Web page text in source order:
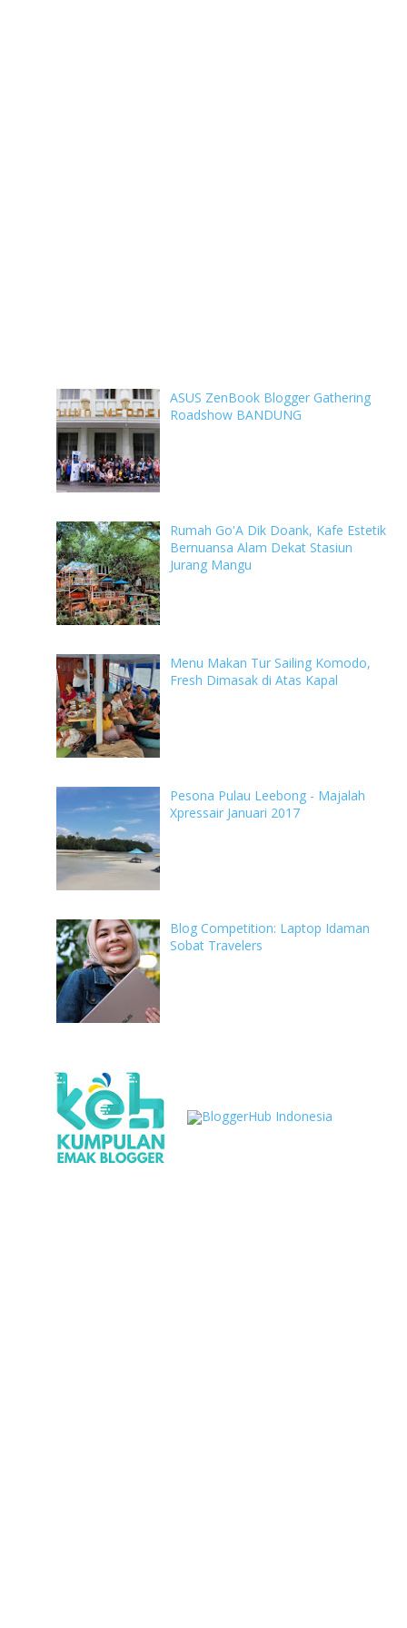
ASUS ZenBook Blogger Gathering
Roadshow BANDUNG
Rumah Go'A Dik Doank, Kafe Estetik
Bernuansa Alam Dekat Stasiun
Jurang Mangu
Menu Makan Tur Sailing Komodo,
Fresh Dimasak di Atas Kapal
Pesona Pulau Leebong - Majalah
Xpressair Januari 2017
Blog Competition: Laptop Idaman
Sobat Travelers